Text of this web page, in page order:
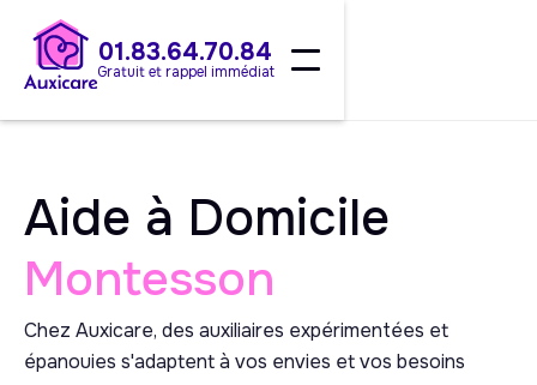
01.83.64.70.84
Gratuit et rappel immédiat
Aide à Domicile
Montesson
Chez Auxicare, des auxiliaires expérimentées et
épanouies s'adaptent à vos envies et vos besoins